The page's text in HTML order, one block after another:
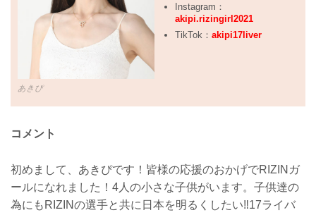
あきぴ
Instagram：
akipi.rizingirl2021
TikTok： akipi17liver
コメント
初めまして、あきぴです！皆様の応援のおかげでRIZINガ
ールになれました！4人の小さな子供がいます。子供達の
為にもRIZINの選手と共に日本を明るくしたい‼️17ライバ